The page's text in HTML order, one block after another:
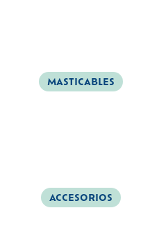
MASTICABLES
ACCESORIOS